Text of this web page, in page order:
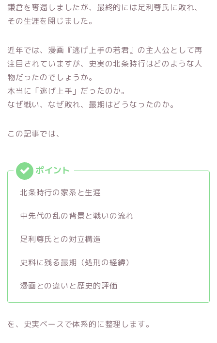
鎌倉を奪還しましたが、最終的には足利尊氏に敗れ、
その生涯を閉じました。
近年では、漫画『逃げ上手の若君』の主人公として再
注目されていますが、史実の北条時行はどのような人
物だったのでしょうか。
本当に「逃げ上手」だったのか。
なぜ戦い、なぜ敗れ、最期はどうなったのか。
この記事では、
北条時行の家系と生涯
中先代の乱の背景と戦いの流れ
足利尊氏との対立構造
史料に残る最期（処刑の経緯）
漫画との違いと歴史的評価
を、史実ベースで体系的に整理します。